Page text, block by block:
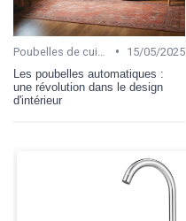
Poubelles de cuisine •
15/05/2025
Les poubelles automatiques :
une révolution dans le design
d'intérieur